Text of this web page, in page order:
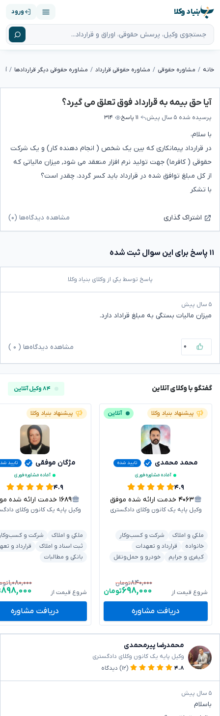
بنیاد وکلا ورود
خانه مشاوره حقوقی مشاوره حقوقی قرارداد مشاوره حقوقی دیگر قراردادها
آیا حق بیمه به قرارداد فوق تعلق می گیرد؟
پرسیده شده ۵ سال پیش ۱۱ پاسخ ۳۱۴
با سلام،
در قرارداد پیمانکاری که بین یک شخص ( انجام دهنده کار) و یک شرکت
حقوقی ( کافرما) جهت تولید نرم افزار منعقد می شود, میزان مالیاتی که
از کل مبلغ توافق شده در قرارداد باید کسر گردد، چقدر است؟
با تشکر
اشتراک گذاری مشاهده دیدگاه‌ها (۰)
۱۱ پاسخ برای این سوال ثبت شده
پاسخ توسط یکی از وکلای بنیاد وکلا
۵ سال پیش
میزان مالیات بستگی به مبلغ قراداد دارد.
۰ مشاهده دیدگاه‌ها ( ۰
گفتگو با وکلای آنلاین ۸۴ وکیل آنلاین
پیشنهاد بنیاد وکلا آنلاین
محمد محمدی
تایید شده
آماده مشاوره فوری
۴.۹
۴۰۶۳ خدمت ارائه شده موفق
وکیل پایه یک کانون وکلای دادگستری
ملکی و املاک
شرکت و کسب‌وکار
خانواده
قرارداد و تعهدات
کیفری و جرایم
خودرو و حمل‌ونقل
شروع قیمت از
۸۴۰,۰۰۰تومان
۶۹۸,۰۰۰تومان
دریافت مشاوره
پیشنهاد بنیاد وکلا
مژگان موفقی
تایید
آماده مشاوره فوری
۴.۹
۱۶۸۹ خدمت ارائه شده موفق
وکیل پایه یک کانون وکلای
ملکی و املاک
شرکت و
ثبت اسناد و املاک
قرارداد و
بانکی و مطالبات
شروع قیمت از
۱,۰۸۰,۰۰۰
۸۹۸,۰۰۰
دریافت مشاوره
محمدرضا پیرمحمدی
وکیل پایه یک کانون وکلای دادگستری
۴.۸
(۱۲) دیدگاه
۵ سال پیش
باسلام